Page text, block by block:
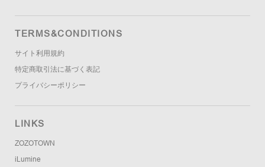
TERMS&CONDITIONS
サイト利用規約
特定商取引法に基づく表記
プライバシーポリシー
LINKS
ZOZOTOWN
iLumine